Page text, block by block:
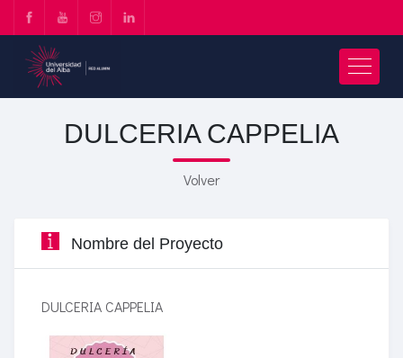
DULCERIA CAPPELIA
Volver
Nombre del Proyecto
DULCERIA CAPPELIA